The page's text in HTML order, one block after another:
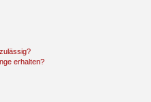
erhalten?